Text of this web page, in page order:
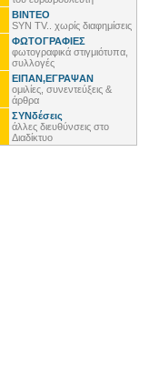
ΒΙΝΤΕΟ
SYN TV.. χωρίς διαφημίσεις
ΦΩΤΟΓΡΑΦΙΕΣ
φωτογραφικά στιγμιότυπα,
συλλογές
ΕΙΠΑΝ,ΕΓΡΑΨΑΝ
ομιλίες, συνεντεύξεις &
άρθρα
ΣΥΝδέσεις
άλλες διευθύνσεις στο
Διαδίκτυο